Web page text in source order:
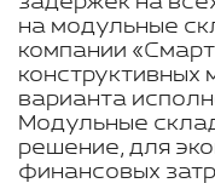
на модульные
компании
конструктивных
варианта
Модульные
решение, для
финансовых